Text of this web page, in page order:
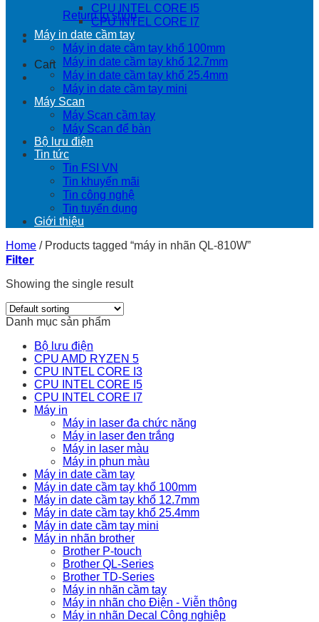
Return to shop
Cart
CPU INTEL CORE I5
CPU INTEL CORE I7
Máy in date cầm tay
Máy in date cầm tay khổ 100mm
Máy in date cầm tay khổ 12.7mm
Máy in date cầm tay khổ 25.4mm
Máy in date cầm tay mini
Máy Scan
Máy Scan cầm tay
Máy Scan để bàn
Bộ lưu điện
Tin tức
Tin FSI VN
Tin khuyến mãi
Tin công nghệ
Tin tuyển dụng
Giới thiệu
Home /Products tagged “máy in nhãn QL-810W”
Filter
Showing the single result
Danh mục sản phẩm
Bộ lưu điện
CPU AMD RYZEN 5
CPU INTEL CORE I3
CPU INTEL CORE I5
CPU INTEL CORE I7
Máy in
Máy in laser đa chức năng
Máy in laser đen trắng
Máy in laser màu
Máy in phun màu
Máy in date cầm tay
Máy in date cầm tay khổ 100mm
Máy in date cầm tay khổ 12.7mm
Máy in date cầm tay khổ 25.4mm
Máy in date cầm tay mini
Máy in nhãn brother
Brother P-touch
Brother QL-Series
Brother TD-Series
Máy in nhãn cầm tay
Máy in nhãn cho Điện - Viễn thông
Máy in nhãn Decal Công nghiệp